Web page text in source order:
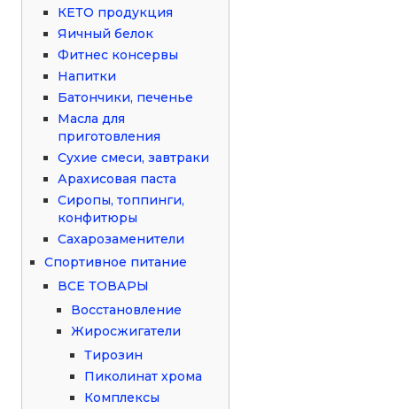
КЕТО продукция
Яичный белок
Фитнес консервы
Напитки
Батончики, печенье
Масла для
приготовления
Сухие смеси, завтраки
Арахисовая паста
Сиропы, топпинги,
конфитюры
Сахарозаменители
Спортивное питание
ВСЕ ТОВАРЫ
Восстановление
Жиросжигатели
Тирозин
Пиколинат хрома
Комплексы